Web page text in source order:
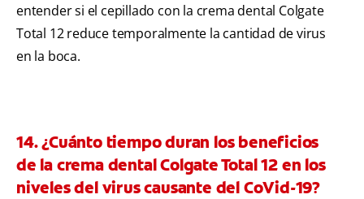
entender si el cepillado con la crema dental Colgate
Total 12 reduce temporalmente la cantidad de virus
en la boca.
14. ¿Cuánto tiempo duran los beneficios
de la crema dental Colgate Total 12 en los
niveles del virus causante del CoVid-19?